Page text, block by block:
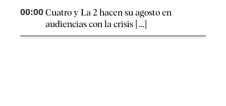
00:00 Cuatro y La 2 hacen su agosto en
audiencias con la crisis [...]